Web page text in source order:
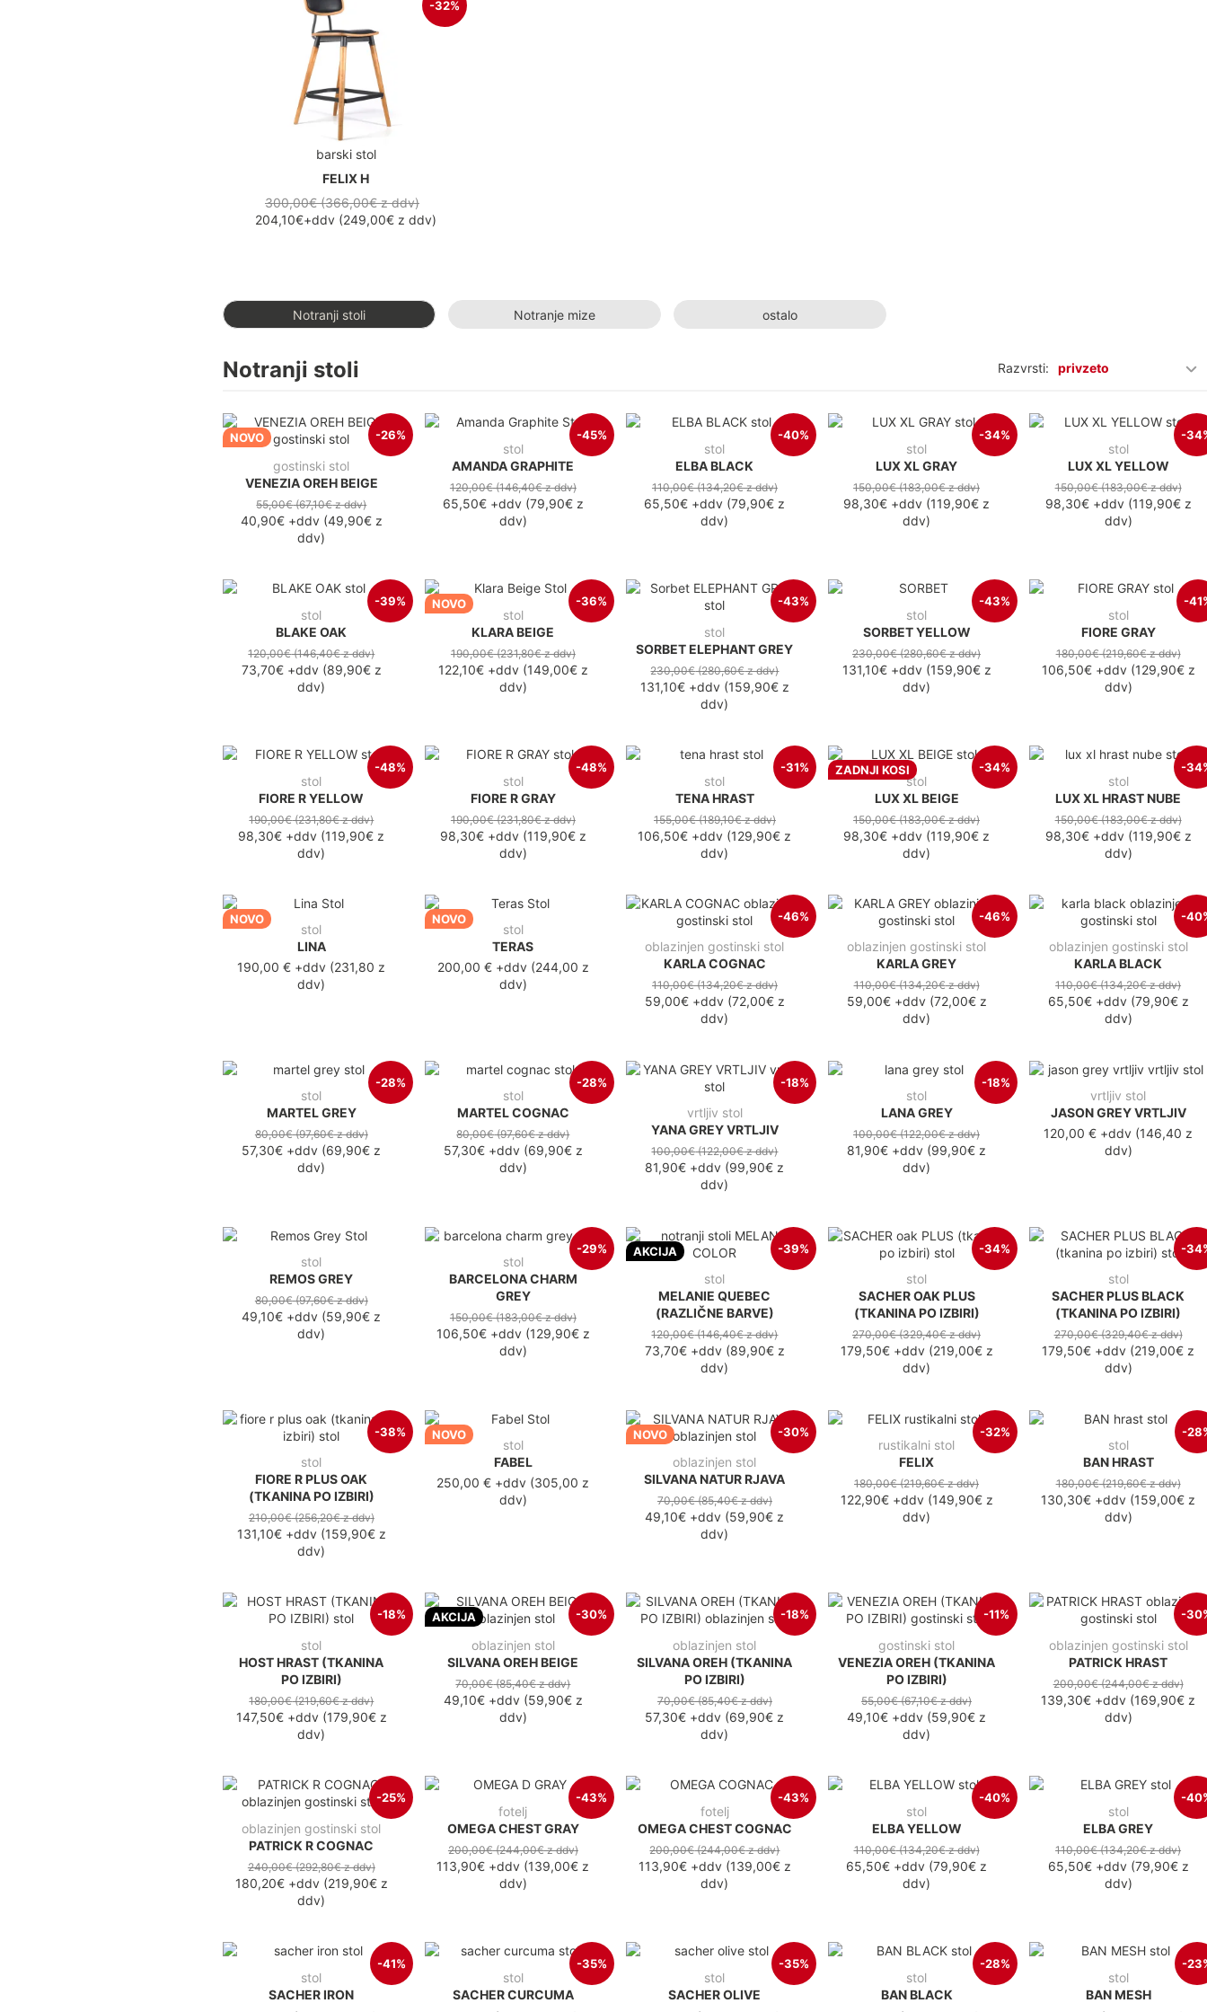
-32%
barski stol
FELIX H
300,00€ (366,00€z ddv)
204,10€+ddv (249,00€ z ddv)
Notranji stoli Notranje mize ostalo
Razvrsti: privzeto
Notranji stoli
NOVO -26%
gostinski stol
VENEZIA OREH BEIGE
55,00€(67,10€z ddv)
40,90€+ddv(49,90€z
ddv)
-45%
stol
AMANDA GRAPHITE
120,00€(146,40€z ddv)
65,50€+ddv(79,90€z
ddv)
-40%
stol
ELBA BLACK
110,00€(134,20€z ddv)
65,50€ +ddv (79,90€ z
ddv)
-34%
stol
LUX XL GRAY
150,00€(183,00€z ddv)
98,30€ +ddv (119,90€ z
ddv)
-
stol
LUX XL YELLOW
150,00€(183,00€z ddv)
98,30€+ddv(119,90€z
ddv)
-39%
stol
BLAKE OAK
120,00€(146,40€z ddv)
73,70€+ddv(89,90€z
ddv)
NOVO -36%
stol
KLARA BEIGE
190,00€(231,80€z ddv)
122,10€+ddv(149,00€z
ddv)
-43%
stol
SORBET ELEPHANT GREY
230,00€(280,60€z ddv)
131,10€+ddv(159,90€z
ddv)
-43%
stol
SORBET YELLOW
230,00€(280,60€z ddv)
131,10€+ddv(159,90€z
ddv)
-
stol
FIORE GRAY
180,00€(219,60€z ddv)
106,50€+ddv(129,90€z
ddv)
-48%
stol
FIORE R YELLOW
190,00€(231,80€z ddv)
98,30€ +ddv (119,90€ z
ddv)
-48%
stol
FIORE R GRAY
190,00€(231,80€z ddv)
98,30€+ddv(119,90€z
ddv)
-31%
stol
TENA HRAST
155,00€(189,10€z ddv)
106,50€ +ddv (129,90€ z
ddv)
ZADNJI KOSI -34%
stol
LUX XL BEIGE
150,00€(183,00€z ddv)
98,30€ +ddv (119,90€ z
ddv)
-
stol
LUX XL HRAST NUBE
150,00€(183,00€z ddv)
98,30€+ddv(119,90€z
ddv)
NOVO
stol
LINA
190,00 € +ddv (231,80 z
ddv)
NOVO
stol
TERAS
200,00 €+ddv(244,00 z
ddv)
-46%
oblazinjen gostinski stol
KARLA COGNAC
110,00€(134,20€z ddv)
59,00€+ddv(72,00€z
ddv)
-46%
oblazinjen gostinski stol
KARLA GREY
110,00€(134,20€z ddv)
59,00€+ddv(72,00€z
ddv)
-
oblazinjen gostinski stol
KARLA BLACK
110,00€(134,20€z ddv)
65,50€+ddv(79,90€z
ddv)
-28%
stol
MARTEL GREY
80,00€(97,60€z ddv)
57,30€ +ddv (69,90€ z
ddv)
-28%
stol
MARTEL COGNAC
80,00€(97,60€z ddv)
57,30€+ddv(69,90€z
ddv)
-18%
vrtljiv stol
YANA GREY VRTLJIV
100,00€(122,00€z ddv)
81,90€ +ddv (99,90€ z
ddv)
-18%
stol
LANA GREY
100,00€(122,00€z ddv)
81,90€ +ddv (99,90€ z
ddv)
vrtljiv stol
JASON GREY VRTLJIV
120,00 € +ddv (146,40 z
ddv)
stol
REMOS GREY
80,00€(97,60€z ddv)
49,10€ +ddv (59,90€ z
ddv)
-29%
stol
BARCELONA CHARM
GREY
150,00€(183,00€z ddv)
106,50€+ddv(129,90€z
ddv)
AKCIJA -39%
stol
MELANIE QUEBEC
(RAZLIČNE BARVE)
120,00€(146,40€z ddv)
73,70€+ddv(89,90€z
ddv)
-34%
stol
SACHER OAK PLUS
(TKANINA PO IZBIRI)
270,00€(329,40€z ddv)
179,50€+ddv(219,00€z
ddv)
-
stol
SACHER PLUS BLACK
(TKANINA PO IZBIRI)
270,00€(329,40€z ddv)
179,50€ +ddv (219,00€ z
ddv)
-38%
stol
FIORE R PLUS OAK
(TKANINA PO IZBIRI)
210,00€(256,20€z ddv)
131,10€+ddv(159,90€z
ddv)
NOVO
stol
FABEL
250,00 € +ddv (305,00 z
ddv)
NOVO -30%
oblazinjen stol
SILVANA NATUR RJAVA
70,00€(85,40€z ddv)
49,10€ +ddv (59,90€ z
ddv)
-32%
rustikalni stol
FELIX
180,00€(219,60€z ddv)
122,90€+ddv(149,90€z
ddv)
-
stol
BAN HRAST
180,00€(219,60€z ddv)
130,30€ +ddv (159,00€ z
ddv)
-18%
stol
HOST HRAST (TKANINA
PO IZBIRI)
180,00€(219,60€z ddv)
147,50€+ddv(179,90€z
ddv)
AKCIJA -30%
oblazinjen stol
SILVANA OREH BEIGE
70,00€(85,40€z ddv)
49,10€+ddv(59,90€z
ddv)
-18%
oblazinjen stol
SILVANA OREH (TKANINA
PO IZBIRI)
70,00€(85,40€z ddv)
57,30€ +ddv (69,90€ z
ddv)
-11%
gostinski stol
VENEZIA OREH (TKANINA
PO IZBIRI)
55,00€(67,10€z ddv)
49,10€ +ddv (59,90€ z
ddv)
-
oblazinjen gostinski stol
PATRICK HRAST
200,00€(244,00€z ddv)
139,30€ +ddv (169,90€ z
ddv)
-25%
oblazinjen gostinski stol
PATRICK R COGNAC
240,00€(292,80€z ddv)
180,20€+ddv(219,90€z
ddv)
-43%
fotelj
OMEGA CHEST GRAY
200,00€(244,00€z ddv)
113,90€ +ddv (139,00€ z
ddv)
-43%
fotelj
OMEGA CHEST COGNAC
200,00€(244,00€z ddv)
113,90€+ddv(139,00€z
ddv)
-40%
stol
ELBA YELLOW
110,00€(134,20€z ddv)
65,50€ +ddv (79,90€ z
ddv)
-
stol
ELBA GREY
110,00€(134,20€z ddv)
65,50€+ddv(79,90€z
ddv)
-41%
stol
SACHER IRON
-35%
stol
SACHER CURCUMA
-35%
stol
SACHER OLIVE
-28%
stol
BAN BLACK
-
stol
BAN MESH